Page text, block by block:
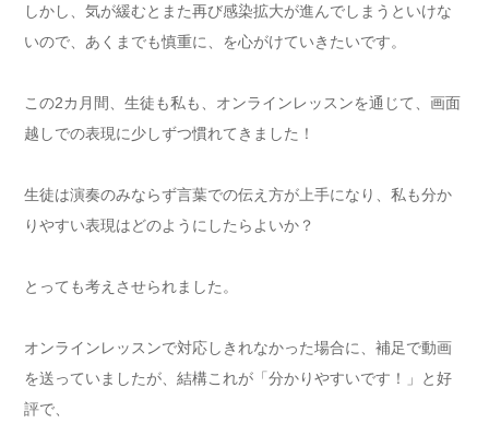
しかし、気が緩むとまた再び感染拡大が進んでしまうといけな
いので、あくまでも慎重に、を心がけていきたいです。
この2カ月間、生徒も私も、オンラインレッスンを通じて、画面
越しでの表現に少しずつ慣れてきました！
生徒は演奏のみならず言葉での伝え方が上手になり、私も分か
りやすい表現はどのようにしたらよいか？
とっても考えさせられました。
オンラインレッスンで対応しきれなかった場合に、補足で動画
を送っていましたが、結構これが「分かりやすいです！」と好
評で、